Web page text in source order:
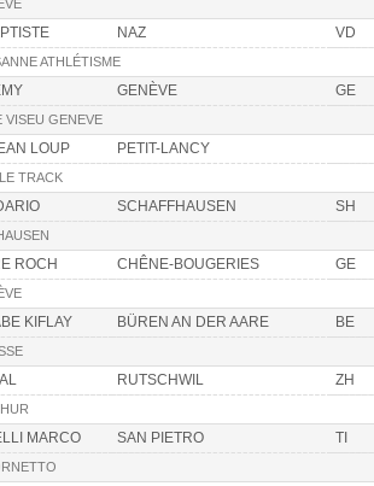
NAZ VD
ATHLÉTISME
GENÈVE GE
VISEU GENEVE
LOUP PETIT-LANCY
TRACK
SCHAFFHAUSEN SH
ROCH CHÊNE-BOUGERIES GE
KIFLAY BÜREN AN DER AARE BE
RUTSCHWIL ZH
MARCO SAN PIETRO TI